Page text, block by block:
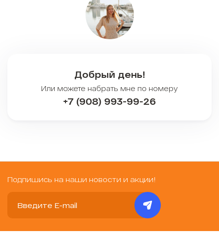
Добрый день!
Или можете набрать мне по номеру
+7 (908) 993-99-26
Подпишись на наши новости и акции!